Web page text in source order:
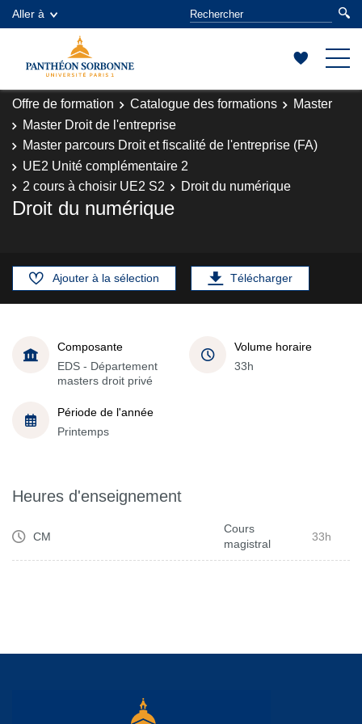
Aller à
Offre de formation Catalogue des formations
Master
Master Droit de l'entreprise
Master parcours Droit et fiscalité de l'entreprise (FA)
UE2 Unité complémentaire 2
2 cours à choisir UE2 S2
Droit du numérique
Droit du numérique
Ajouter à la sélection Télécharger
Composante
EDS - Département
masters droit privé
Volume horaire
33h
Période de l'année
Printemps
Heures d'enseignement
CM
Cours
magistral
33h